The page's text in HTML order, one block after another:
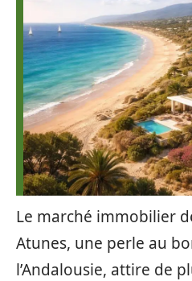
Le marché immobilier
Atunes, une perle au
l’Andalousie, attire de